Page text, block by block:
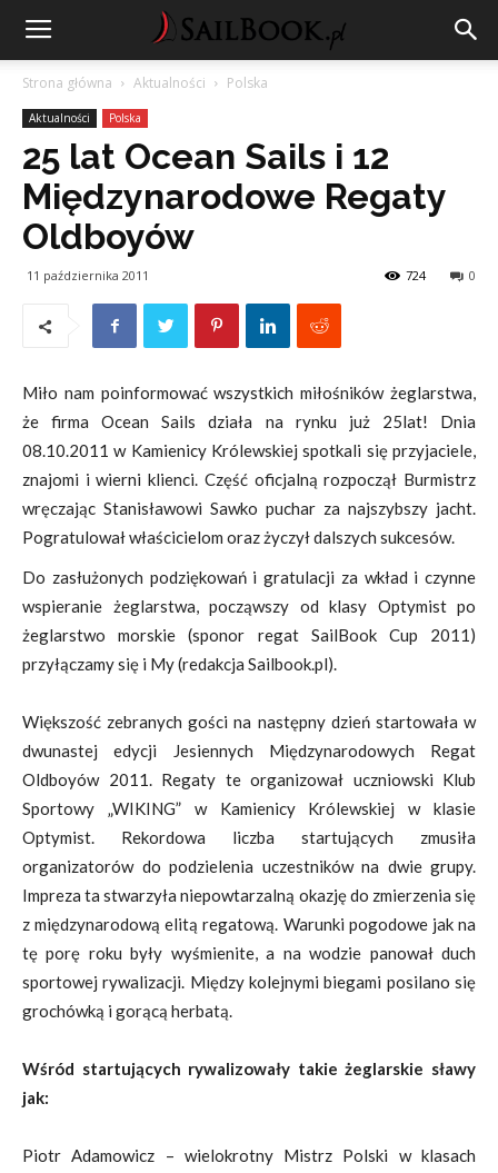
Strona główna Aktualności Polska
Aktualności Polska
25 lat Ocean Sails i 12
Międzynarodowe Regaty
Oldboyów
11 października 2011 0
724
Miło nam poinformować wszystkich miłośników żeglarstwa,
że firma Ocean Sails działa na rynku już 25lat! Dnia
08.10.2011 w Kamienicy Królewskiej spotkali się przyjaciele,
znajomi i wierni klienci. Część oficjalną rozpoczął Burmistrz
wręczając Stanisławowi Sawko puchar za najszybszy jacht.
Pogratulował właścicielom oraz życzył dalszych sukcesów.
Do zasłużonych podziękowań i gratulacji za wkład i czynne
wspieranie żeglarstwa, począwszy od klasy Optymist po
żeglarstwo morskie (sponor regat SailBook Cup 2011)
przyłączamy się i My (redakcja Sailbook.pl).
Większość zebranych gości na następny dzień startowała w
dwunastej edycji Jesiennych Międzynarodowych Regat
Oldboyów 2011. Regaty te organizował uczniowski Klub
Sportowy „WIKING” w Kamienicy Królewskiej w klasie
Optymist. Rekordowa liczba startujących zmusiła
organizatorów do podzielenia uczestników na dwie grupy.
Impreza ta stwarzyła niepowtarzalną okazję do zmierzenia się
z międzynarodową elitą regatową. Warunki pogodowe jak na
tę porę roku były wyśmienite, a na wodzie panował duch
sportowej rywalizacji. Między kolejnymi biegami posilano się
grochówką i gorącą herbatą.
Wśród startujących rywalizowały takie żeglarskie sławy
jak:
Piotr Adamowicz – wielokrotny Mistrz Polski w klasach